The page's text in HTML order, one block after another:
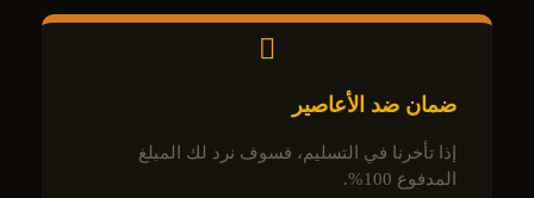
ضمان ضد الأعاصير
إذا تأخرنا في التسليم، فسوف نرد لك المبلغ
المدفوع 100%.